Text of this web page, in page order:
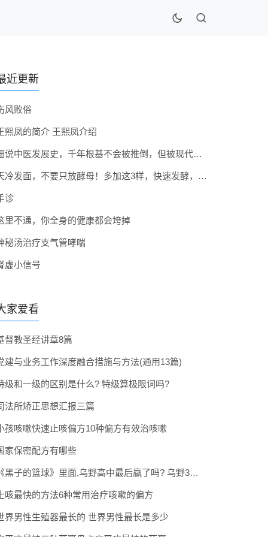
近更新
风败俗
熙凤的简介 王熙凤介绍
细说中医发展史，千年根基不会被推倒，但被现代医疗模式堵住出路
天冷发面，不要只放酵母！多加这3样，快速发酵，蓬松香软弹性十足
诊
里不通，你全身的健康都会垮掉
秘汤治疗支气管哮喘
虚小信号
家爱看
督教圣经讲章8篇
建与业务工作深度融合措施与方法(通用13篇)
级和一级的区别是什么? 特级算极限词吗?
法所矫正思想汇报三篇
孩咳嗽快速止咳偏方10种偏方有效治咳嗽
家保密配方有哪些
《黑子的篮球》里面,乌野高中最后赢了吗? 乌野3年拿到全国冠军了吗
咳最快的方法6种常用治疗咳嗽的偏方
界男性生殖器最长的 世界男性最长是多少